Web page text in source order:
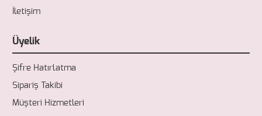
İletişim
Üyelik
Şifre Hatırlatma
Sipariş Takibi
Müşteri Hizmetleri